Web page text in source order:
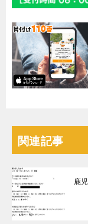
関連記事
鹿